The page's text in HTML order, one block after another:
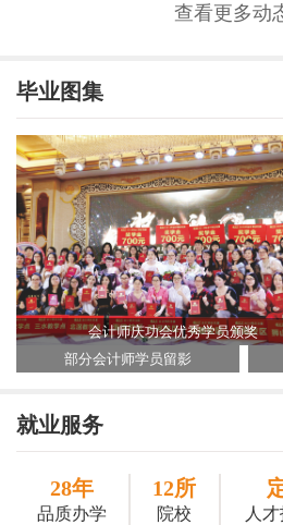
查看更多动
毕业图集
会计师庆功会优秀学员颁奖
部分会计师学员留影
就业服务
28年
品质办学
12所
院校 人